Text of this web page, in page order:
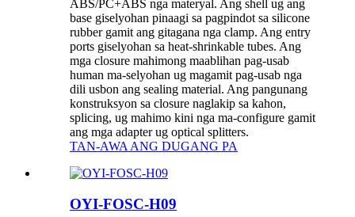
ABS/PC+ABS nga materyal. Ang shell ug ang
base giselyohan pinaagi sa pagpindot sa silicone
rubber gamit ang gitagana nga clamp. Ang entry
ports giselyohan sa heat-shrinkable tubes. Ang
mga closure mahimong maablihan pag-usab
human ma-selyohan ug magamit pag-usab nga
dili usbon ang sealing material. Ang pangunang
konstruksyon sa closure naglakip sa kahon,
splicing, ug mahimo kini nga ma-configure gamit
ang mga adapter ug optical splitters.
TAN-AWA ANG DUGANG PA
OYI-FOSC-H09